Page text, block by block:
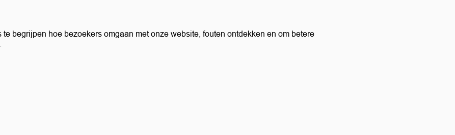
begrijpen hoe bezoekers omgaan met onze website, fouten ontdekken en om betere